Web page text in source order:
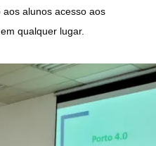
alunos acesso aos
qualquer lugar.